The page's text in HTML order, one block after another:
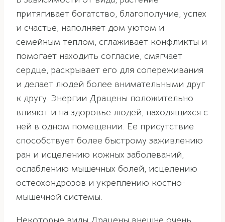
притягивает богатство, благополучие, успех
и счастье, наполняет дом уютом и
семейным теплом, сглаживает конфликты и
помогает находить согласие, смягчает
сердце, раскрывает его для сопереживания
и делает людей более внимательными друг
к другу. Энергии Драцены положительно
влияют и на здоровье людей, находящихся с
ней в одном помещении. Ее присутствие
способствует более быстрому заживлению
ран и исцелению кожных заболеваний,
ослаблению мышечных болей, исцелению
остеохондрозов и укреплению костно-
мышечной системы.